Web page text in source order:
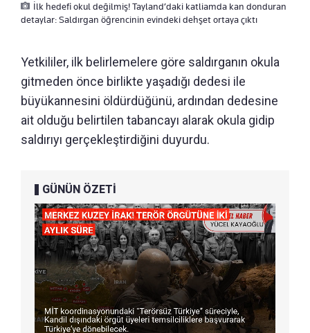
İlk hedefi okul değilmiş! Tayland’daki katliamda kan donduran
detaylar: Saldırgan öğrencinin evindeki dehşet ortaya çıktı
Yetkililer, ilk belirlemelere göre saldırganın okula
gitmeden önce birlikte yaşadığı dedesi ile
büyükannesini öldürdüğünü, ardından dedesine
ait olduğu belirtilen tabancayı alarak okula gidip
saldırıyı gerçekleştirdiğini duyurdu.
GÜNÜN ÖZETİ